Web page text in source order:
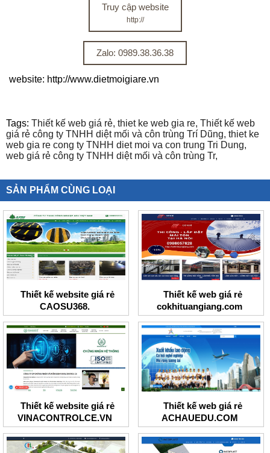
Truy cập website
http://
Zalo: 0989.38.36.38
website: http://www.dietmoigiare.vn
Tags: Thiết kế web giá rẻ, thiet ke web gia re, Thiết kế web
giá rẻ công ty TNHH diệt mối và côn trùng Trí Dũng, thiet ke
web gia re cong ty TNHH diet moi va con trung Tri Dung,
web giá rẻ công ty TNHH diệt mối và côn trùng Tr,
SẢN PHẨM CÙNG LOẠI
Thiết kế website giá rẻ
CAOSU368.
Thiết kế web giá rẻ
cokhituangiang.com
Thiết kế website giá rẻ
VINACONTROLCE.VN
Thiết kế web giá rẻ
ACHAUEDU.COM